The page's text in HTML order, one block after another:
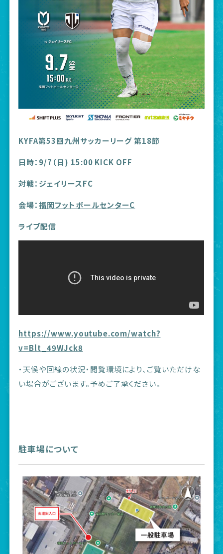
KYFA第53回九州サッカーリーグ 第18節
日時：9/7（日) 15:00 KICK OFF
対戦：ジェイリースFC
会場：福岡フットボールセンターC
ライブ配信
https://www.youtube.com/watch?
v=Blt_49WJck8
・天候や回線の状況・閲覧環境により、ご覧いただけな
い場合がございます。予めご了承ください。
駐車場について